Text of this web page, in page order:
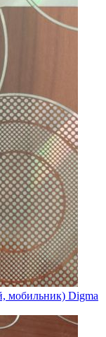
мобильник) Digma